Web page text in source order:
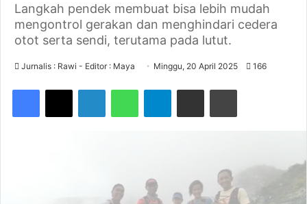
Langkah pendek membuat bisa lebih mudah
mengontrol gerakan dan menghindari cedera
otot serta sendi, terutama pada lutut.
Jurnalis : Rawi - Editor : Maya Minggu, 20 April 2025 166
Telegram